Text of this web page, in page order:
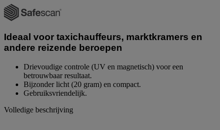
Dezelfde
paginalink.
Ideaal voor taxichauffeurs, marktkramers en
andere reizende beroepen
Drievoudige controle (UV en magnetisch) voor een
betrouwbaar resultaat.
Bijzonder licht (20 gram) en compact.
Gebruiksvriendelijk.
Volledige beschrijving